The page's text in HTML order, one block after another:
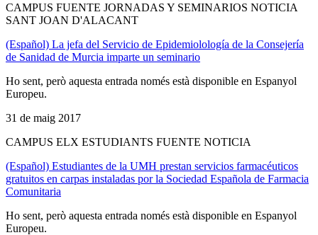
CAMPUS FUENTE JORNADAS Y SEMINARIOS NOTICIA
SANT JOAN D'ALACANT
(Español) La jefa del Servicio de Epidemiolología de la Consejería
de Sanidad de Murcia imparte un seminario
Ho sent, però aquesta entrada només està disponible en Espanyol
Europeu.
31 de maig 2017
CAMPUS ELX ESTUDIANTS FUENTE NOTICIA
(Español) Estudiantes de la UMH prestan servicios farmacéuticos
gratuitos en carpas instaladas por la Sociedad Española de Farmacia
Comunitaria
Ho sent, però aquesta entrada només està disponible en Espanyol
Europeu.